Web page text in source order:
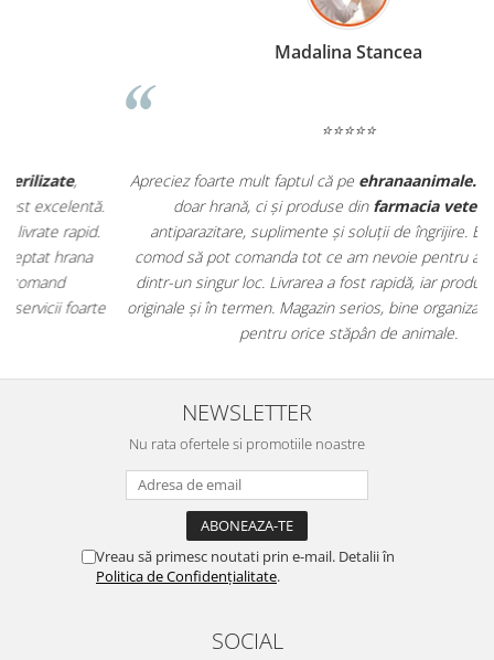
Madalina Stancea
Apreciez foarte mult faptul că peehranaanimale.rogăsesc nu
doar hrană, ci și produse dinfarmacia veterinară:
antiparazitare, suplimente și soluții de îngrijire. Este foarte
comod să pot comanda tot ce am nevoie pentru animalul meu
dintr-un singur loc. Livrarea a fost rapidă, iar produsele au fost
originale și în termen. Magazin serios, bine organizat și foarte util
pentru orice stăpân de animale.
NEWSLETTER
Nu rata ofertele si promotiile noastre
Vreau să primesc noutati prin e-mail. Detalii în
Politica de Confidențialitate.
SOCIAL